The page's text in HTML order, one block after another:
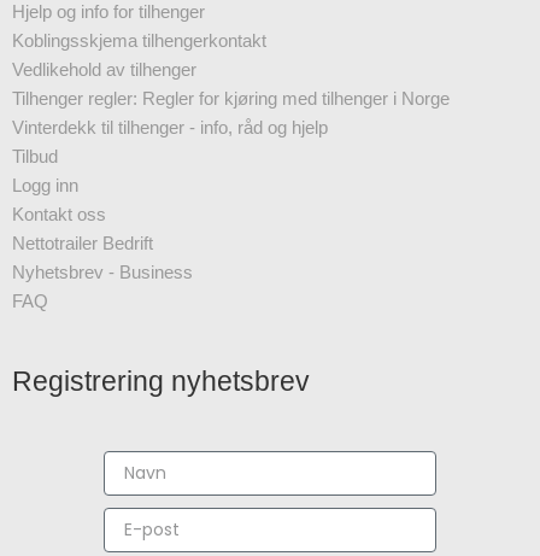
Hjelp og info for tilhenger
Koblingsskjema tilhengerkontakt
Vedlikehold av tilhenger
Tilhenger regler: Regler for kjøring med tilhenger i Norge
Vinterdekk til tilhenger - info, råd og hjelp
Tilbud
Logg inn
Kontakt oss
Nettotrailer Bedrift
Nyhetsbrev - Business
FAQ
Registrering nyhetsbrev